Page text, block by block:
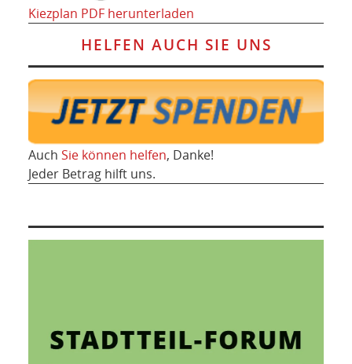
Kiezplan PDF herunterladen
HELFEN AUCH SIE UNS
Auch Sie können helfen, Danke!
Jeder Betrag hilft uns.